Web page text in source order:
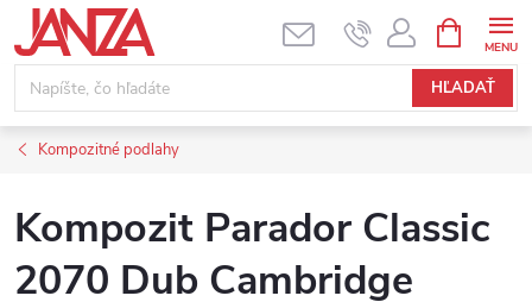
Prejsť na obsah
HĽADAŤ
Kompozitné podlahy
Kompozit Parador Classic
2070 Dub Cambridge